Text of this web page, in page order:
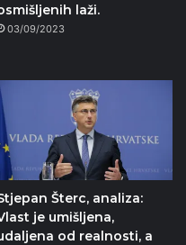
laži.
03/09/2023
Šterc, analiza:
je umišljena,
od realnosti, a